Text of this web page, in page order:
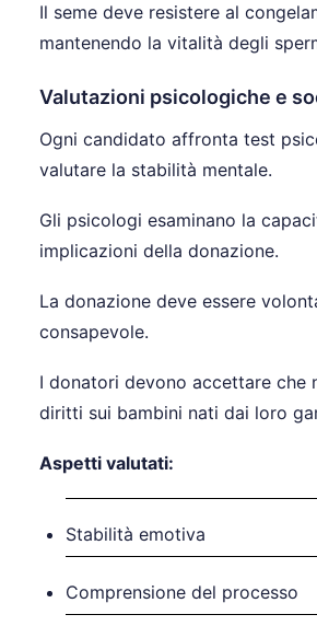
Il seme deve resistere al
mantenendo la vitalità degli
Valutazioni psicologiche e
Ogni candidato affronta test
valutare la stabilità mentale.
Gli psicologi esaminano la
implicazioni della donazione.
La donazione deve essere
consapevole.
I donatori devono accettare che
diritti sui bambini nati dai loro
Aspetti valutati:
Stabilità emotiva
Comprensione del processo